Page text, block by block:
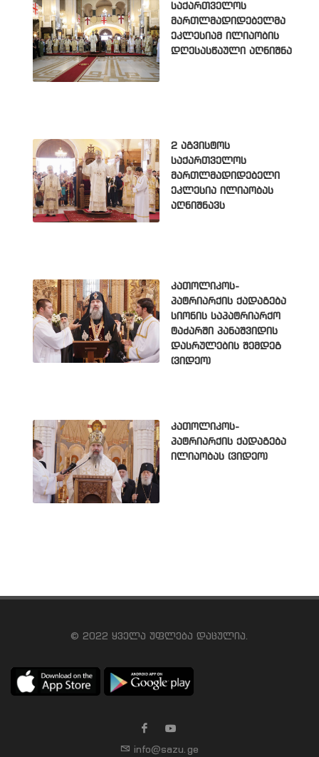
საქართველოს
მართლმადიდებელმა
ეკლესიამ ილიაობის
დღესასწაული აღნიშნა
2 აგვისტოს
საქართველოს
მართლმადიდებელი
ეკლესია ილიაობას
აღნიშნავს
კათოლიკოს-
პატრიარქის ქადაგება
სიონის საპატრიარქო
ტაძარში პანაშვიდის
დასრულების შემდეგ
(ვიდეო)
კათოლიკოს-
პატრიარქის ქადაგება
ილიაობას (ვიდეო)
© 2022 ყველა უფლება დაცულია.
info@sazu.ge